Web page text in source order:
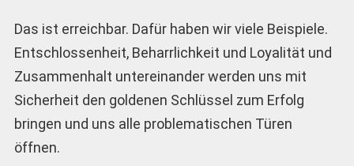
Das ist erreichbar. Dafür haben wir viele Beispiele.
Entschlossenheit, Beharrlichkeit und Loyalität und
Zusammenhalt untereinander werden uns mit
Sicherheit den goldenen Schlüssel zum Erfolg
bringen und uns alle problematischen Türen
öffnen.